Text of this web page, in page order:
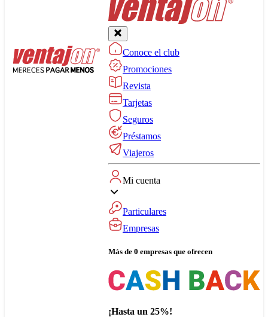
Conoce el club
Promociones
Revista
Tarjetas
Seguros
Préstamos
Viajeros
Mi cuenta
Particulares
Empresas
Más de 0 empresas que ofrecen
¡Hasta un 25%!